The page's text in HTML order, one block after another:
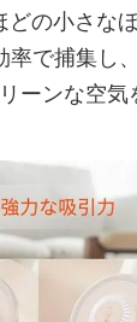
どの小さな
率で捕集し
ーンな空気